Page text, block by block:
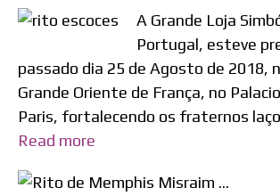
A Grande Loja
Portugal, esteve
passado dia 25 de Agosto de 2018,
Grande Oriente de França, no
Paris, fortalecendo os fraternos
Read more